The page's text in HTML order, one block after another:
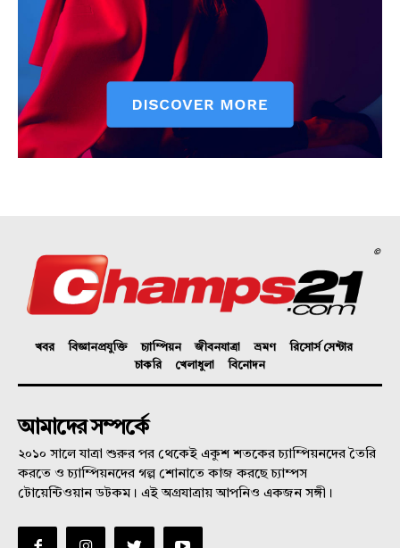
©
খবর বিজ্ঞানপ্রযুক্তি চ্যাম্পিয়ন জীবনযাত্রা ভ্রমণ
রিসোর্স সেন্টার
চাকরি
খেলাধুলা বিনোদন
আমাদের সম্পর্কে
২০১০ সালে যাত্রা শুরুর পর থেকেই একুশ শতকের চ্যাম্পিয়নদের তৈরি
করতে ও চ্যাম্পিয়নদের গল্প শোনাতে কাজ করছে চ্যাম্পস
টোয়েন্টিওয়ান ডটকম। এই অগ্রযাত্রায় আপনিও একজন সঙ্গী।